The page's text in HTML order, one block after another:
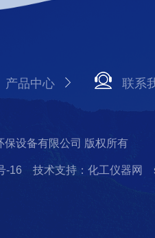
产品中心 联系
设备有限公司 版权所有
-16 技术支持：化工仪器网